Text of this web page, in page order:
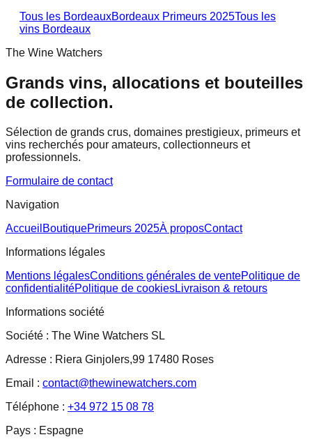
Tous les BordeauxBordeaux Primeurs 2025Tous les
vins Bordeaux
The Wine Watchers
Grands vins, allocations et bouteilles
de collection.
Sélection de grands crus, domaines prestigieux, primeurs et
vins recherchés pour amateurs, collectionneurs et
professionnels.
Formulaire de contact
Navigation
Accueil BoutiquePrimeurs 2025À proposContact
Informations légales
Mentions légalesConditions générales de ventePolitique de
confidentialitéPolitique de cookiesLivraison & retours
Informations société
Société : The Wine Watchers SL
Adresse : Riera Ginjolers,99 17480 Roses
Email : contact@thewinewatchers.com
Téléphone : +34 972 15 08 78
Pays : Espagne